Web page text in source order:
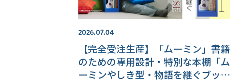
2026.07.04
【完全受注生産】「ムーミン」書籍
のための専用設計・特別な本棚「ム
ーミンやしき型・物語を継ぐブック